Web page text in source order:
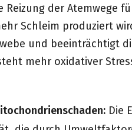
Reizung der Atemwege
Schleim produziert
und beeinträchtigt
mehr oxidativer
Die